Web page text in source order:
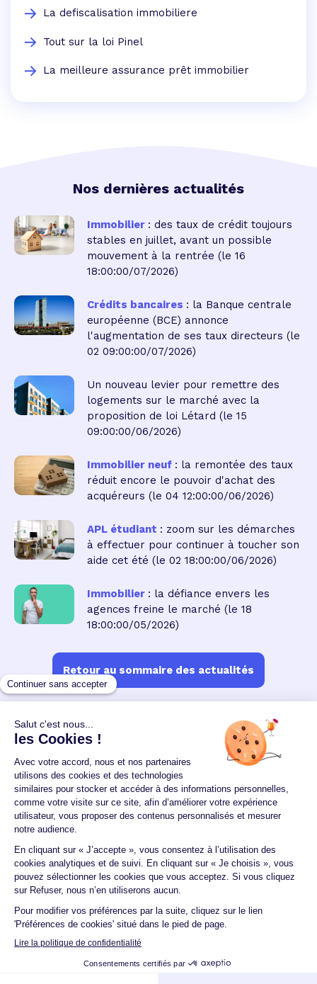
La defiscalisation immobiliere
Tout sur la loi Pinel
La meilleure assurance prêt immobilier
Nos dernières actualités
Immobilier : des taux de crédit toujours
stables en juillet, avant un possible
mouvement à la rentrée (le 16
18:00:00/07/2026)
Crédits bancaires : la Banque centrale
européenne (BCE) annonce
l'augmentation de ses taux directeurs (le
02 09:00:00/07/2026)
Un nouveau levier pour remettre des
logements sur le marché avec la
proposition de loi Létard (le 15
09:00:00/06/2026)
Immobilier neuf : la remontée des taux
réduit encore le pouvoir d'achat des
acquéreurs (le 04 12:00:00/06/2026)
APL étudiant : zoom sur les démarches
à effectuer pour continuer à toucher son
aide cet été (le 02 18:00:00/06/2026)
Immobilier : la défiance envers les
agences freine le marché (le 18
18:00:00/05/2026)
Retour au sommaire des actualités
Un crédit vous engage et doit être remboursé.
Vérifiez vos capacités de remboursement avant de
vous engager.
Aucun versement, de quelque nature que ce soit, ne
peut être exigé d'un particulier avant l'obtention
d'un ou plusieurs prêts d'argent.
© 2026 Guide du crédit •Plan du site• Mentions
Accessibilité Contact